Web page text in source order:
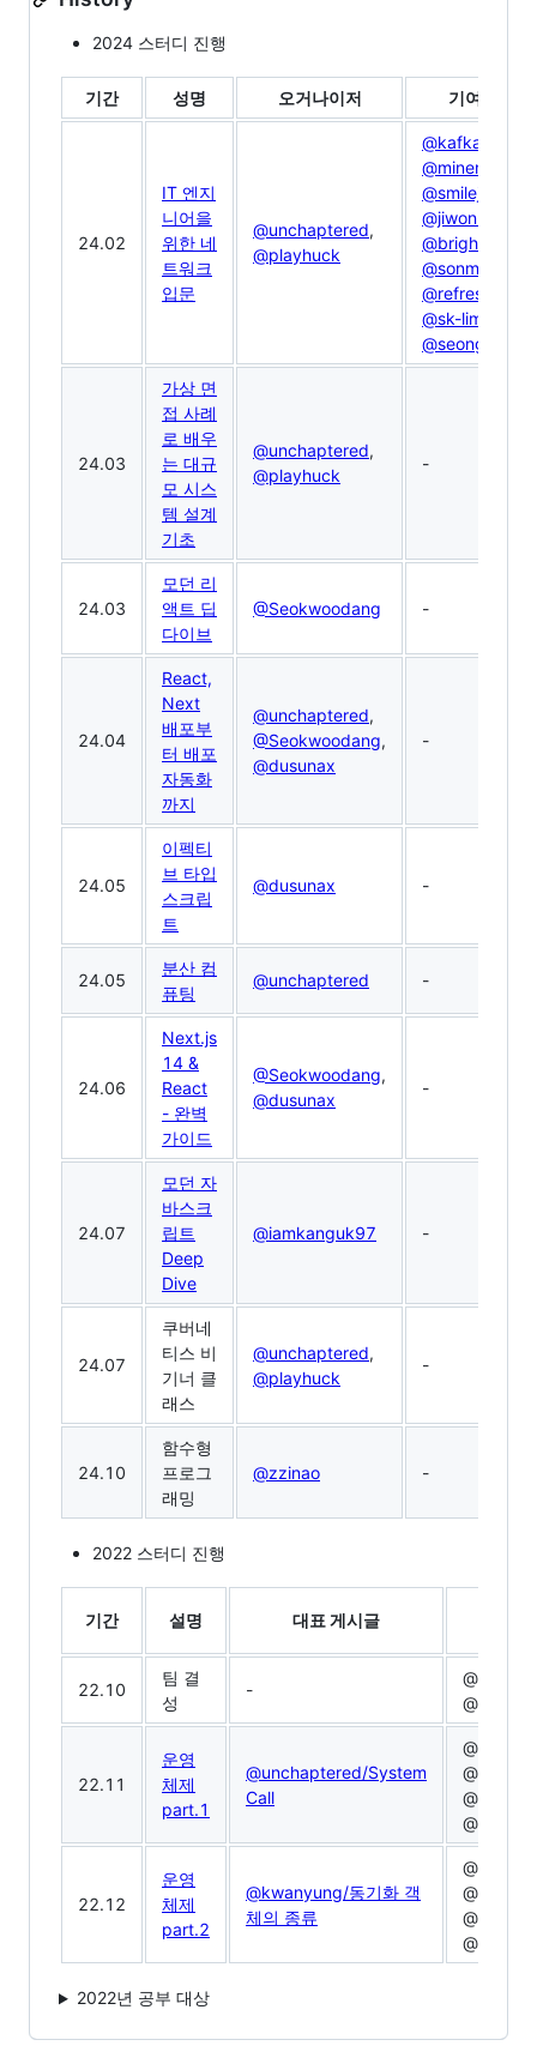
2024 스터디 진행
기간 성명 오거나이저 기여자
24.02
IT 엔지
니어을
위한 네
트워크
입문
@unchaptered,
@playhuck
@kafkaaaa
@minenam
@smilejakdu
@jiwon615
@brightchul
@sonmansu
@refresh88
@sk-lim19f
@seong-dev
24.03
가상 면
접 사례
로 배우
는 대규
모 시스
템 설계
기초
@unchaptered,
@playhuck
-
24.03
모던 리
액트 딥
다이브
@Seokwoodang -
24.04
React,
Next
배포부
터 배포
자동화
까지
@unchaptered,
@Seokwoodang,
@dusunax
-
24.05
이펙티
브 타입
스크립
트
@dusunax -
24.05
분산 컴
퓨팅
@unchaptered -
24.06
Next.js
14 &
React
- 완벽
가이드
@Seokwoodang,
@dusunax
-
24.07
모던 자
바스크
립트
Deep
Dive
@iamkanguk97 -
24.07
쿠버네
티스 비
기너 클
래스
@unchaptered,
@playhuck
-
24.10
함수형
프로그
래밍
@zzinao -
2022 스터디 진행
기간 설명 대표 게시글
22.10
팀 결
성
-
22.11
운영
체제
part.1
@unchaptered/System
Call
@sumin-
22.12
운영
체제
part.2
@kwanyung/동기화 객
체의 종류
@sumin-
2022년 공부 대상